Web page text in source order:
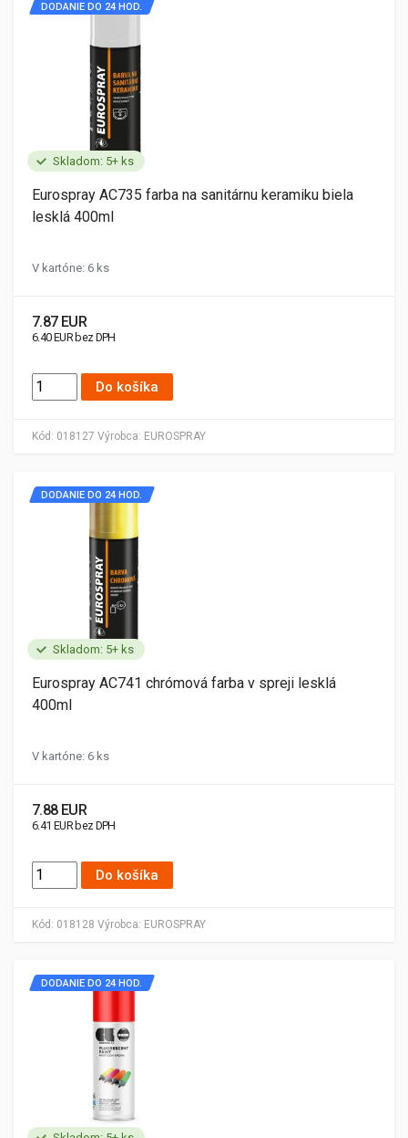
Skladom: 5+ ks
Kód: 018127 Výrobca: EUROSPRAY
DODANIE DO 24 HOD.
Eurospray AC735 farba na sanitárnu keramiku biela
lesklá 400ml
V kartóne: 6 ks
7.87 EUR
6.40 EUR bez DPH
Do košíka
Skladom: 5+ ks
Kód: 018128 Výrobca: EUROSPRAY
DODANIE DO 24 HOD.
Eurospray AC741 chrómová farba v spreji lesklá
400ml
V kartóne: 6 ks
7.88 EUR
6.41 EUR bez DPH
Do košíka
DODANIE DO 24 HOD.